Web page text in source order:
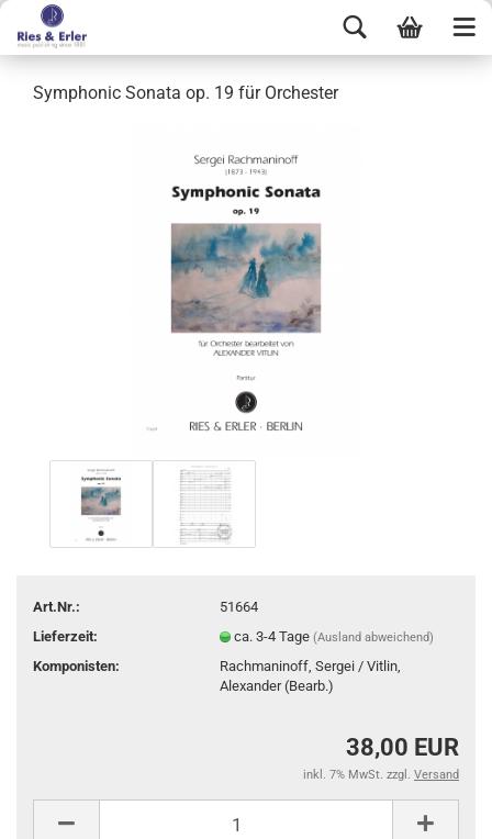
Symphonic Sonata op. 19 für Orchester
Art.Nr.:
51664
Lieferzeit:
ca. 3-4 Tage(Ausland abweichend)
Komponisten:
Rachmaninoff, Sergei / Vitlin,
Alexander (Bearb.)
38,00 EUR
inkl. 7% MwSt. zzgl. Versand